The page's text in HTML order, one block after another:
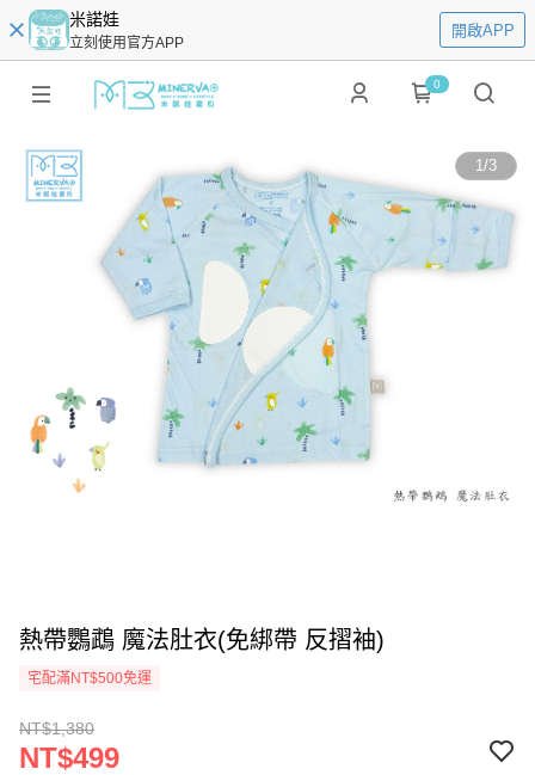
米諾娃
立刻使用官方APP
開啟APP
0
1/3
熱帶鸚鵡 魔法肚衣(免綁帶 反摺袖)
宅配滿NT$500免運
NT$1,380
NT$499